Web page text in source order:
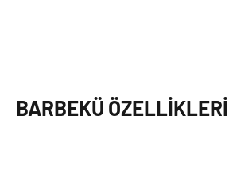
BARBEKÜ ÖZELLIKLERI